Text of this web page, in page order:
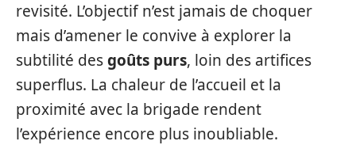
revisité. L’objectif n’est jamais de choquer
mais d’amener le convive à explorer la
subtilité desgoûts purs, loin des artifices
superflus. La chaleur de l’accueil et la
proximité avec la brigade rendent
l’expérience encore plus inoubliable.